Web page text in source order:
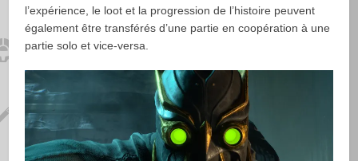
l’expérience, le loot et la progression de l’histoire peuvent
également être transférés d’une partie en coopération à une
partie solo et vice-versa.